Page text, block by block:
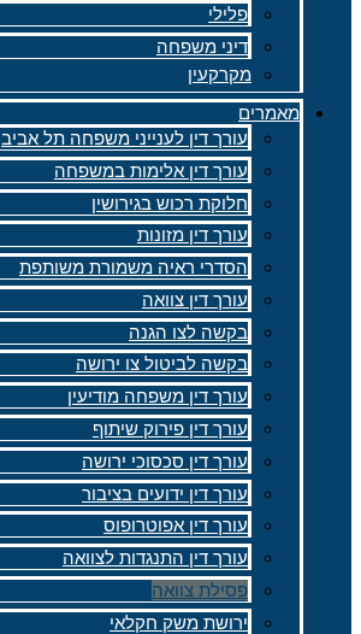
פלילי
דיני משפחה
מקרקעין
מאמרים
עורך דין לענייני משפחה תל אביב
עורך דין אלימות במשפחה
חלוקת רכוש בגירושין
עורך דין מזונות
הסדרי ראיה משמורת משותפת
עורך דין צוואה
בקשה לצו הגנה
בקשה לביטול צו ירושה
עורך דין משפחה מודיעין
עורך דין פירוק שיתוף
עורך דין סכסוכי ירושה
עורך דין ידועים בציבור
עורך דין אפוטרופוס
עורך דין התנגדות לצוואה
פסילת צוואה
ירושת משק חקלאי